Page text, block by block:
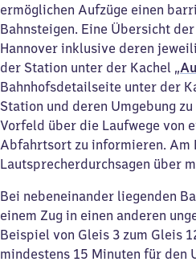
ermöglichen Aufzüge einen
Bahnsteigen. Eine Übersicht
Hannover inklusive deren
der Station unter der Kachel „
Bahnhofsdetailseite unter der
Station und deren Umgebung
Vorfeld über die Laufwege von
Abfahrtsort zu informieren. Am
Lautsprecherdurchsagen über
Bei nebeneinander liegenden
einem Zug in einen anderen
Beispiel von Gleis 3 zum Gleis
mindestens 15 Minuten für den